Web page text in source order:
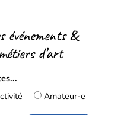
événements &
d’art
Amateur-e